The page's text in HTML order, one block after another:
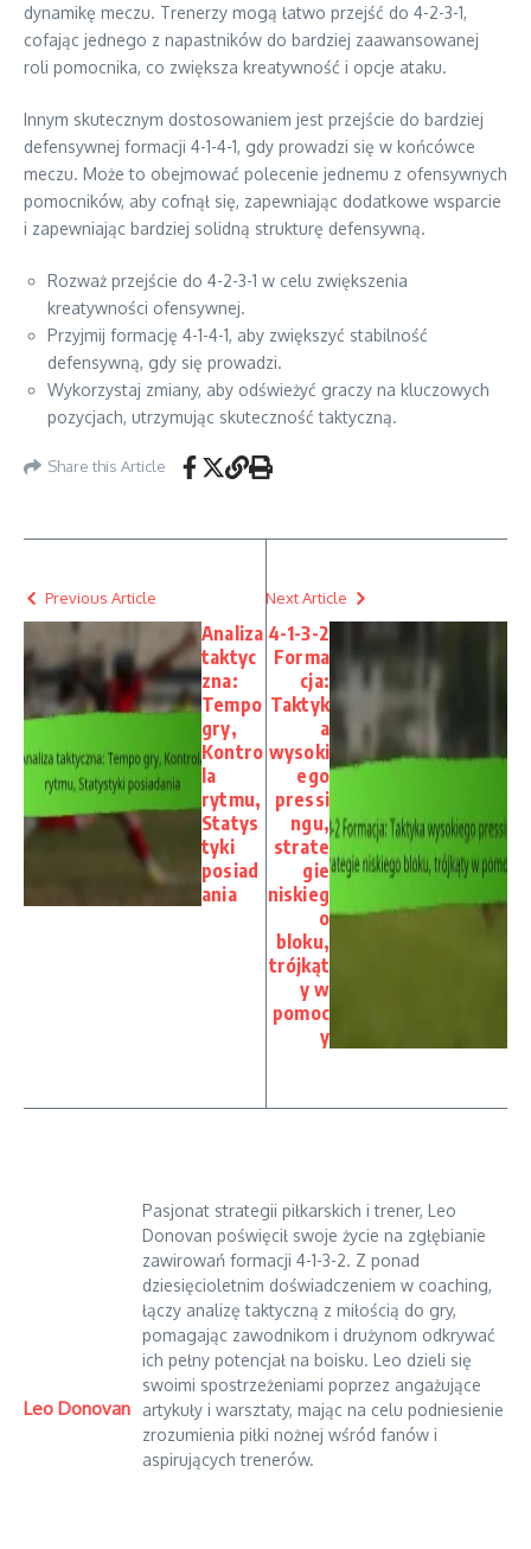
dynamikę meczu. Trenerzy mogą łatwo przejść do 4-2-3-1,
cofając jednego z napastników do bardziej zaawansowanej
roli pomocnika, co zwiększa kreatywność i opcje ataku.
Innym skutecznym dostosowaniem jest przejście do bardziej
defensywnej formacji 4-1-4-1, gdy prowadzi się w końcówce
meczu. Może to obejmować polecenie jednemu z ofensywnych
pomocników, aby cofnął się, zapewniając dodatkowe wsparcie
i zapewniając bardziej solidną strukturę defensywną.
Rozważ przejście do 4-2-3-1 w celu zwiększenia
kreatywności ofensywnej.
Przyjmij formację 4-1-4-1, aby zwiększyć stabilność
defensywną, gdy się prowadzi.
Wykorzystaj zmiany, aby odświeżyć graczy na kluczowych
pozycjach, utrzymując skuteczność taktyczną.
Share this Article
Previous Article
Analiza
taktyc
zna:
Tempo
gry,
Kontro
la
rytmu,
Statys
tyki
posiad
ania
Next Article
4-1-3-2
Forma
cja:
Taktyk
a
wysoki
ego
pressi
ngu,
strate
gie
niskieg
o
bloku,
trójkąt
y w
pomoc
y
Leo Donovan
Pasjonat strategii piłkarskich i trener, Leo
Donovan poświęcił swoje życie na zgłębianie
zawirowań formacji 4-1-3-2. Z ponad
dziesięcioletnim doświadczeniem w coaching,
łączy analizę taktyczną z miłością do gry,
pomagając zawodnikom i drużynom odkrywać
ich pełny potencjał na boisku. Leo dzieli się
swoimi spostrzeżeniami poprzez angażujące
artykuły i warsztaty, mając na celu podniesienie
zrozumienia piłki nożnej wśród fanów i
aspirujących trenerów.